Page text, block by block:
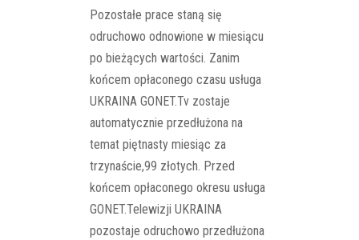
Pozostałe prace staną się
odruchowo odnowione w miesiącu
po bieżących wartości. Zanim
końcem opłaconego czasu usługa
UKRAINA GONET.Tv zostaje
automatycznie przedłużona na
temat piętnasty miesiąc za
trzynaście,99 złotych. Przed
końcem opłaconego okresu usługa
GONET.Telewizji UKRAINA
pozostaje odruchowo przedłużona